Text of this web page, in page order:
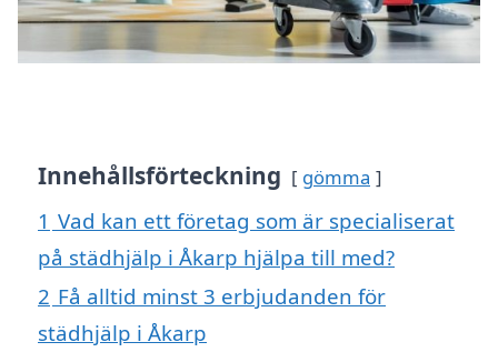
Innehållsförteckning gömma
1 Vad kan ett företag som är specialiserat
på städhjälp i Åkarp hjälpa till med?
2 Få alltid minst 3 erbjudanden för
städhjälp i Åkarp